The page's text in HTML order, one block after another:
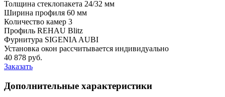
Толщина стеклопакета 24/32 мм
Ширина профиля 60 мм
Количество камер 3
Профиль REHAU Blitz
Фурнитура SIGENIA AUBI
Установка окон рассчитывается индивидуально
40 878 руб.
Заказать
Дополнительные характеристики